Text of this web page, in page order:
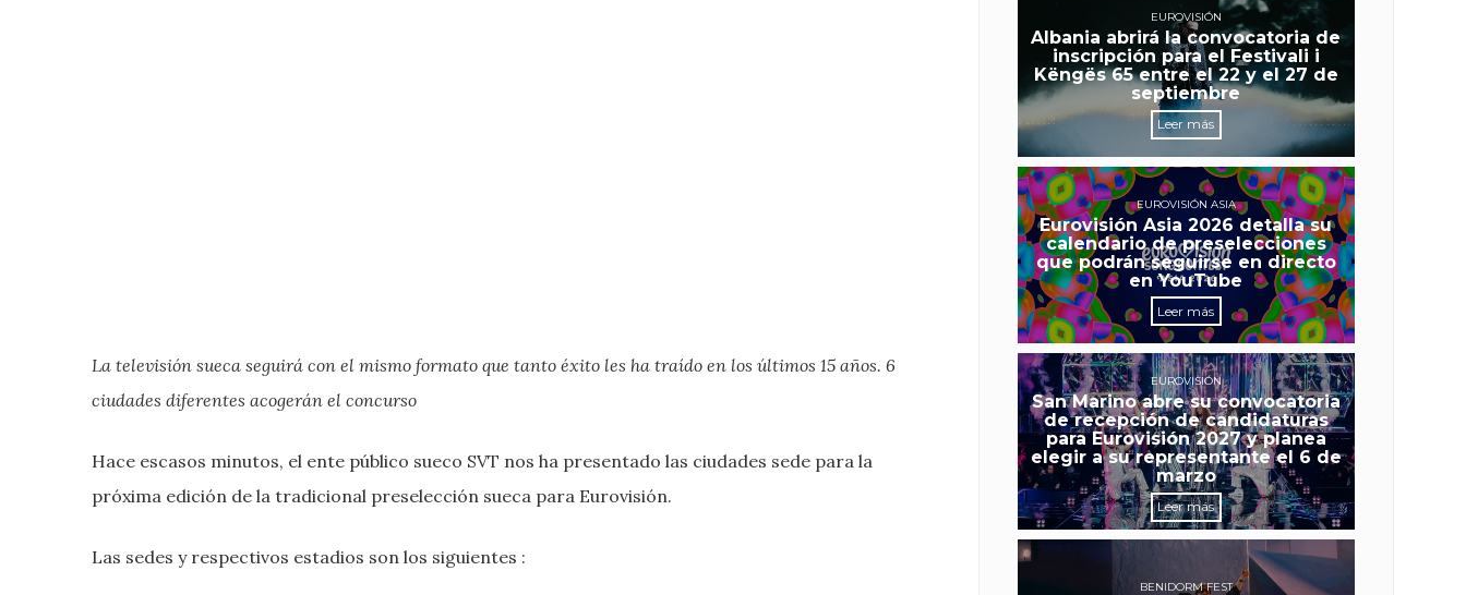
La televisión sueca seguirá con el mismo formato que tanto éxito les ha traído en los últimos 15 años. 6
ciudades diferentes acogerán el concurso
Hace escasos minutos, el ente público sueco SVT nos ha presentado las ciudades sede para la
próxima edición de la tradicional preselección sueca para Eurovisión.
Las sedes y respectivos estadios son los siguientes :
EUROVISIÓN
Albania abrirá la convocatoria de
inscripción para el Festivali i
Këngës 65 entre el 22 y el 27 de
septiembre
Leer más
EUROVISIÓN ASIA
Eurovisión Asia 2026 detalla su
calendario de preselecciones
que podrán seguirse en directo
en YouTube
Leer más
EUROVISIÓN
San Marino abre su convocatoria
de recepción de candidaturas
para Eurovisión 2027 y planea
elegir a su representante el 6 de
marzo
Leer más
BENIDORM FEST